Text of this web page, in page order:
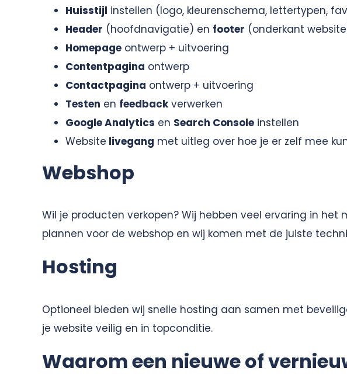
Huisstijl instellen (logo, kleurenschema, lettertypen,
Header (hoofdnavigatie) en footer (onderkant
Homepageontwerp + uitvoering
Contentpagina ontwerp
Contactpagina ontwerp + uitvoering
Testen en feedbackverwerken
Google Analytics en Search Consoleinstellen
Website livegang met uitleg over hoe je er zelf mee
Webshop
Wil je producten verkopen? Wij hebben veel ervaring in
plannen voor de webshop en wij komen met de juiste
Hosting
Optioneel bieden wij snelle hosting aan samen met
je website veilig en in topconditie.
Waarom een nieuwe of